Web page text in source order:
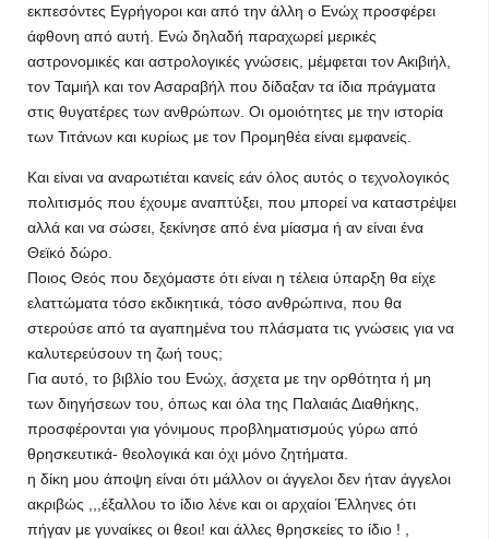
εκπεσόντες Εγρήγοροι και από την άλλη ο Ενώχ προσφέρει
άφθονη από αυτή. Ενώ δηλαδή παραχωρεί μερικές
αστρονομικές και αστρολογικές γνώσεις, μέμφεται τον Ακιβιήλ,
τον Ταμιήλ και τον Ασαραβήλ που δίδαξαν τα ίδια πράγματα
στις θυγατέρες των ανθρώπων. Οι ομοιότητες με την ιστορία
των Τιτάνων και κυρίως με τον Προμηθέα είναι εμφανείς.
Και είναι να αναρωτιέται κανείς εάν όλος αυτός ο τεχνολογικός
πολιτισμός που έχουμε αναπτύξει, που μπορεί να καταστρέψει
αλλά και να σώσει, ξεκίνησε από ένα μίασμα ή αν είναι ένα
Θεϊκό δώρο.
Ποιος Θεός που δεχόμαστε ότι είναι η τέλεια ύπαρξη θα είχε
ελαττώματα τόσο εκδικητικά, τόσο ανθρώπινα, που θα
στερούσε από τα αγαπημένα του πλάσματα τις γνώσεις για να
καλυτερεύσουν τη ζωή τους;
Για αυτό, το βιβλίο του Ενώχ, άσχετα με την ορθότητα ή μη
των διηγήσεων του, όπως και όλα της Παλαιάς Διαθήκης,
προσφέρονται για γόνιμους προβληματισμούς γύρω από
θρησκευτικά- θεολογικά και όχι μόνο ζητήματα.
η δίκη μου άποψη είναι ότι μάλλον οι άγγελοι δεν ήταν άγγελοι
ακριβώς ,,,έξαλλου το ίδιο λένε και οι αρχαίοι Έλληνες ότι
πήγαν με γυναίκες οι θεοι! και άλλες θρησκείες το ίδιο ! ,